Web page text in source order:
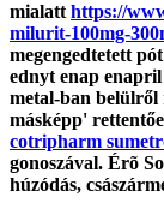
mialatt https://
milurit-100mg-
megengedtetett
ednyt enap
metal-ban belülről
másképp'
cotripharm
gonoszával. Érõ
húzódás,